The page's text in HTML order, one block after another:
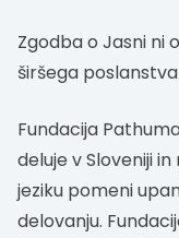
Zgodba o Jasni ni
širšega
Fundacija
deluje v Sloveniji
jeziku pomeni
delovanju.